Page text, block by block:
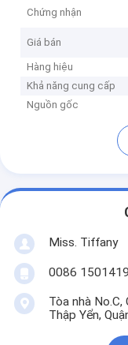
Chứng nhận
Giá bán
Hàng hiệu
Khả năng cung cấp
Nguồn gốc
Miss. Tiffany
0086
Tòa nhà No.C,
Thập Yển,